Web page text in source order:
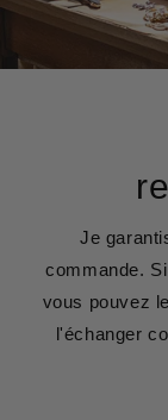
Je
commande.
vous pouvez
l'échanger